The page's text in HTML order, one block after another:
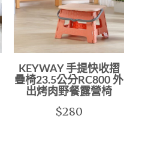
KEYWAY 手提快收摺
疊椅23.5公分RC800 外
出烤肉野餐露營椅
$280